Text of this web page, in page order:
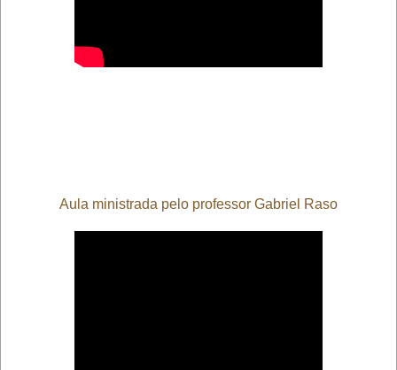
Aula ministrada pelo professor Gabriel Raso